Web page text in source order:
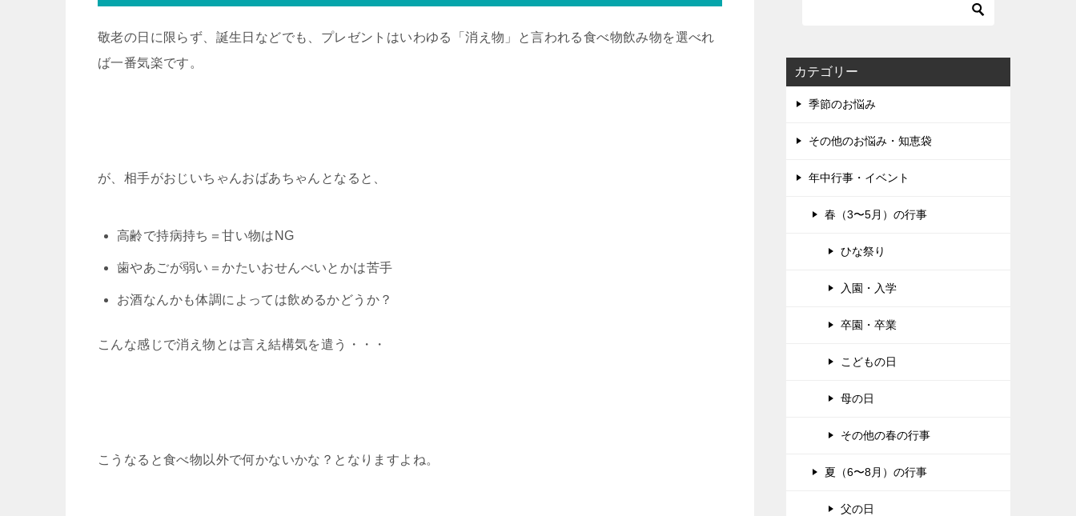
敬老の日に限らず、誕生日などでも、プレゼントはいわゆる「消え物」と言われる食べ物飲み物を選べれ
ば一番気楽です。
が、相手がおじいちゃんおばあちゃんとなると、
高齢で持病持ち＝甘い物はNG
歯やあごが弱い＝かたいおせんべいとかは苦手
お酒なんかも体調によっては飲めるかどうか？
こんな感じで消え物とは言え結構気を遣う・・・
こうなると食べ物以外で何かないかな？となりますよね。
カテゴリー
季節のお悩み
その他のお悩み・知恵袋
年中行事・イベント
春（3〜5月）の行事
ひな祭り
入園・入学
卒園・卒業
こどもの日
母の日
その他の春の行事
夏（6〜8月）の行事
父の日